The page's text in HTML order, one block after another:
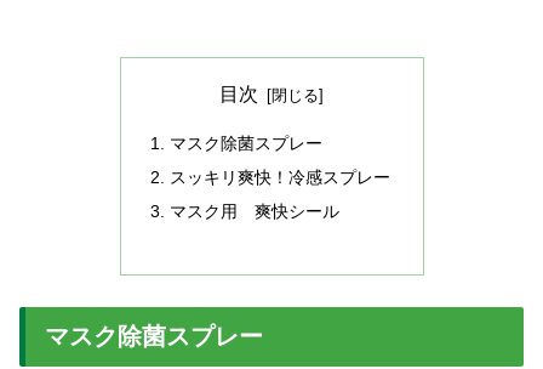
目次
マスク除菌スプレー
スッキリ爽快！冷感スプレー
マスク用 爽快シール
マスク除菌スプレー